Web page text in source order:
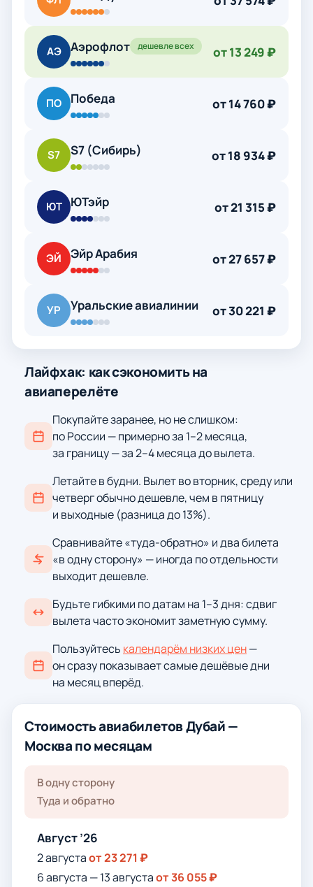
АЭ Аэрофлот дешевле всех от 13 249 ₽
ПО Победа от 14 760 ₽
S7 S7 (Сибирь) от 18 934 ₽
ЮТ ЮТэйр от 21 315 ₽
ЭЙ Эйр Арабия от 27 657 ₽
УР Уральские авиалинии от 30 221 ₽
Лайфхак: как сэкономить на
авиаперелёте
Покупайте заранее, но не слишком:
по России — примерно за 1–2 месяца,
за границу — за 2–4 месяца до вылета.
Летайте в будни. Вылет во вторник, среду или
четверг обычно дешевле, чем в пятницу
и выходные (разница до 13%).
Сравнивайте «туда-обратно» и два билета
«в одну сторону» — иногда по отдельности
выходит дешевле.
Будьте гибкими по датам на 1–3 дня: сдвиг
вылета часто экономит заметную сумму.
Пользуйтесь календарём низких цен—
он сразу показывает самые дешёвые дни
на месяц вперёд.
Стоимость авиабилетов Дубай —
Москва по месяцам
В одну сторону
Туда и обратно
Август ’26
2 августаот 23 271 ₽
6 августа — 13 августаот 36 055 ₽